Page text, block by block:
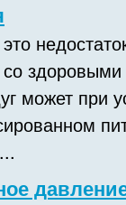
может при